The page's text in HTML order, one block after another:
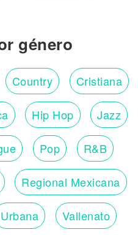
género
Country Cristiana
Hip Hop Jazz
Pop R&B
Regional Mexicana
Urbana Vallenato